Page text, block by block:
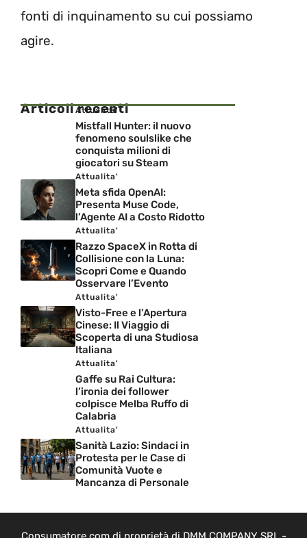
fonti di inquinamento su cui possiamo
agire.
Articoli recenti
Attualita'
Mistfall Hunter: il nuovo
fenomeno soulslike che
conquista milioni di
giocatori su Steam
Attualita'
Meta sfida OpenAI:
Presenta Muse Code,
l’Agente AI a Costo Ridotto
Attualita'
Razzo SpaceX in Rotta di
Collisione con la Luna:
Scopri Come e Quando
Osservare l’Evento
Attualita'
Visto-Free e l’Apertura
Cinese: Il Viaggio di
Scoperta di una Studiosa
Italiana
Attualita'
Gaffe su Rai Cultura:
l’ironia dei follower
colpisce Melba Ruffo di
Calabria
Attualita'
Sanità Lazio: Sindaci in
Protesta per le Case di
Comunità Vuote e
Mancanza di Personale